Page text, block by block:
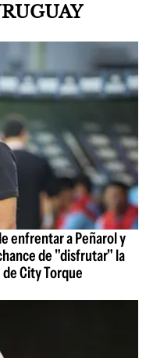
enfrentar a Peñarol y
de "disfrutar" la
City Torque